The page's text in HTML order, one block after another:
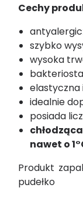
Cechy
szybko
wysoka
elastyczna
idealnie
posiada
nawet o
Produkt
pudełko